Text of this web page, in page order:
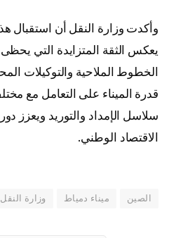
وأكدت وزارة النقل أن استقبال
يعكس الثقة المتزايدة التي
الخطوط الملاحية والتوكيلات
قدرة الميناء على التعامل مع
سلاسل الإمداد والتوريد ويعزز
الاقتصاد الوطني.
الصين ميناء دمياط وزارة النقل